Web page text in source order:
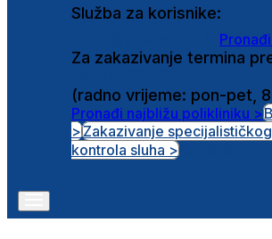
Služba za korisnike:
Za zakazivanje termina
(radno vrijeme: pon-pet,
Pronađi najbližu polikliniku >
>Zakazivanje
kontrola sluha >